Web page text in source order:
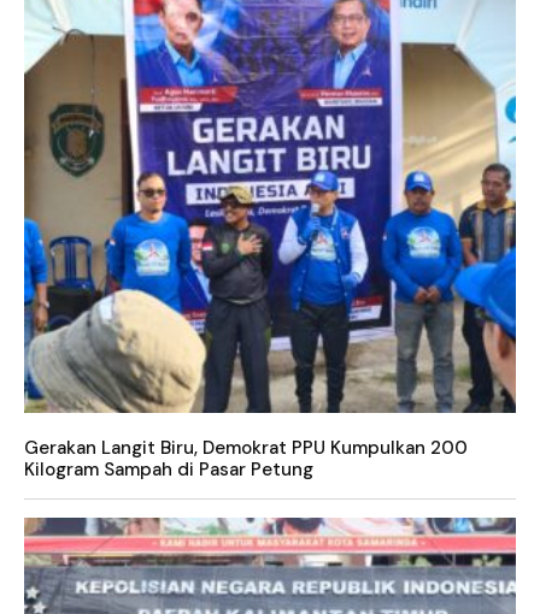
Gerakan Langit Biru, Demokrat PPU Kumpulkan 200
Kilogram Sampah di Pasar Petung